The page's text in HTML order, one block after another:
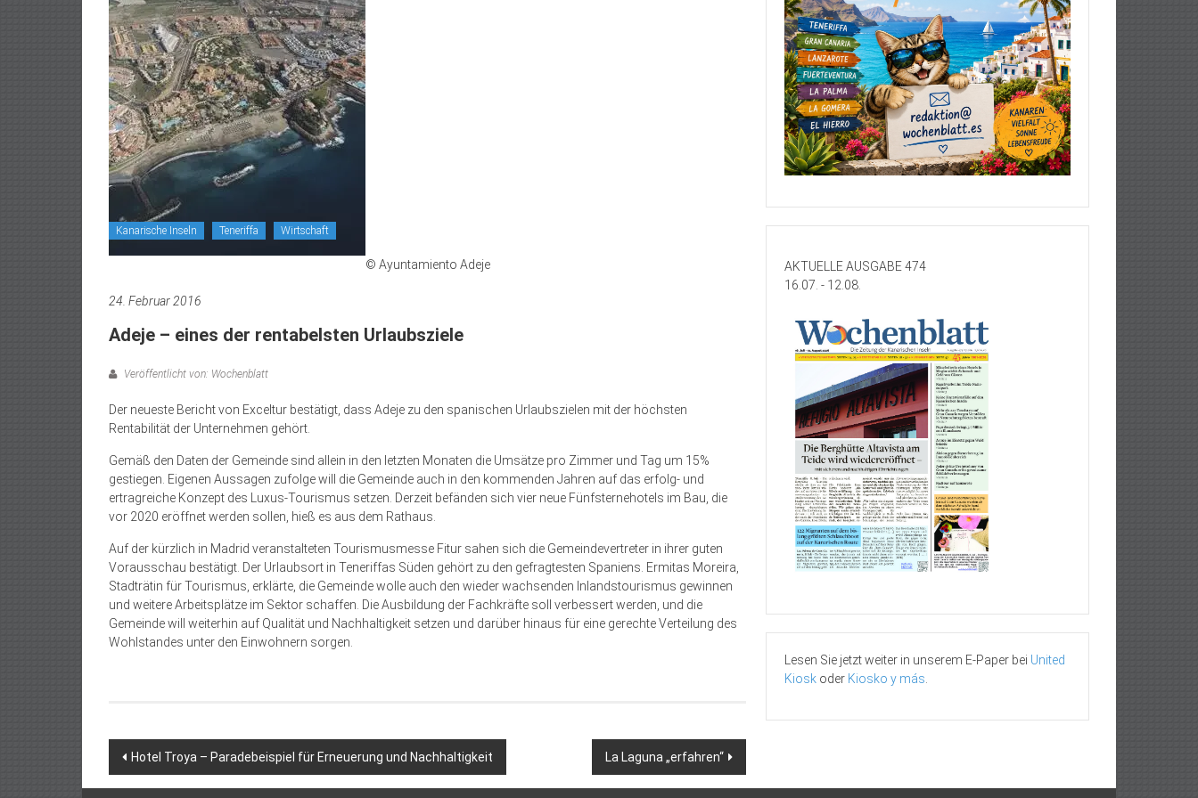
Kanarische Inseln Teneriffa Wirtschaft
© Ayuntamiento Adeje
24. Februar 2016
Adeje – eines der rentabelsten Urlaubsziele
Veröffentlicht von: Wochenblatt
Der neueste Bericht von Exceltur bestätigt, dass Adeje zu den spanischen Urlaubszielen mit der höchsten
Rentabilität der Unternehmen gehört.
Gemäß den Daten der Gemeinde sind allein in den letzten Monaten die Umsätze pro Zimmer und Tag um 15%
gestiegen. Eigenen Aussagen zufolge will die Gemeinde auch in den kommenden Jahren auf das erfolg- und
ertragreiche Konzept des Luxus-Tourismus setzen. Derzeit befänden sich vier neue Fünfsternehotels im Bau, die
vor 2020 eröffnet werden sollen, hieß es aus dem Rathaus.
Auf der kürzlich in Madrid veranstalteten Tourismusmesse Fitur sahen sich die Gemeindevertreter in ihrer guten
Vorausschau bestätigt. Der Urlaubsort in Teneriffas Süden gehört zu den gefragtesten Spaniens. Ermitas Moreira,
Stadträtin für Tourismus, erklärte, die Gemein­de wolle auch den wieder wachsenden Inlandstourismus gewinnen
und weitere Arbeitsplätze im Sektor schaffen. Die Ausbildung der Fachkräfte soll verbessert werden, und die
Gemeinde will weiterhin auf Qualität und Nachhaltigkeit setzen und darüber hinaus für eine gerechte Verteilung des
Wohlstandes unter den Einwohnern sorgen.
Beitragsnavigation
Hotel Troya – Paradebeispiel für Erneuerung und Nachhaltigkeit La Laguna „erfahren“
AKTUELLE AUSGABE 474
16.07. - 12.08.
Lesen Sie jetzt weiter in unserem E-Paper bei United
Kiosk oder Kiosko y más